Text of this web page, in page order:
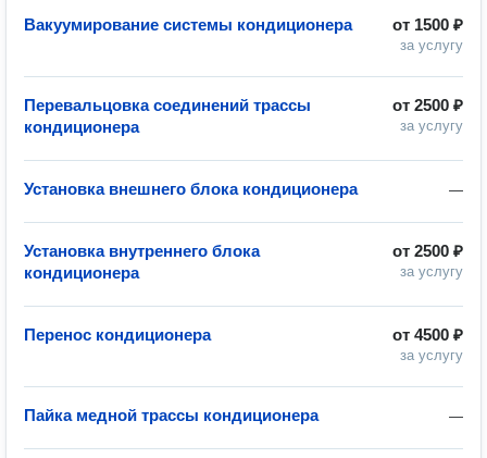
от 1500 ₽
за услугу
Вакуумирование системы кондиционера
от 2500 ₽
за услугу
Перевальцовка соединений трассы
кондиционера
—
Установка внешнего блока кондиционера
от 2500 ₽
за услугу
Установка внутреннего блока
кондиционера
от 4500 ₽
за услугу
Перенос кондиционера
—
Пайка медной трассы кондиционера